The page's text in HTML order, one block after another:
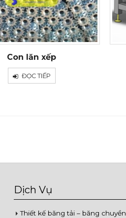
Con lăn xếp
ĐỌC TIẾP
Dịch Vụ
Thiết kế băng tải – băng chuyền